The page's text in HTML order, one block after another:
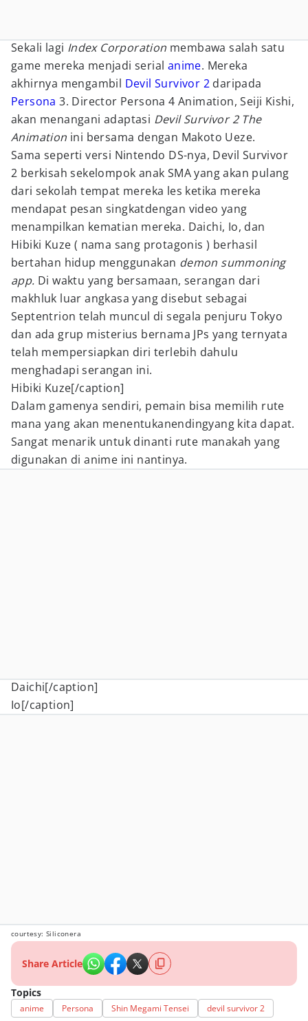
Sekali lagi Index Corporation membawa salah satu
game mereka menjadi serial anime. Mereka
akhirnya mengambil Devil Survivor 2 daripada
Persona 3. Director Persona 4 Animation, Seiji Kishi,
akan menangani adaptasi Devil Survivor 2 The
Animation ini bersama dengan Makoto Ueze.
Sama seperti versi Nintendo DS-nya, Devil Survivor
2 berkisah sekelompok anak SMA yang akan pulang
dari sekolah tempat mereka les ketika mereka
mendapat pesan singkatdengan video yang
menampilkan kematian mereka. Daichi, Io, dan
Hibiki Kuze ( nama sang protagonis ) berhasil
bertahan hidup menggunakan demon summoning
app. Di waktu yang bersamaan, serangan dari
makhluk luar angkasa yang disebut sebagai
Septentrion telah muncul di segala penjuru Tokyo
dan ada grup misterius bernama JPs yang ternyata
telah mempersiapkan diri terlebih dahulu
menghadapi serangan ini.
Hibiki Kuze[/caption]
Dalam gamenya sendiri, pemain bisa memilih rute
mana yang akan menentukanendingyang kita dapat.
Sangat menarik untuk dinanti rute manakah yang
digunakan di anime ini nantinya.
Daichi[/caption]
Io[/caption]
courtesy: Siliconera
Share Article
Topics
anime Persona Shin Megami Tensei devil survivor 2